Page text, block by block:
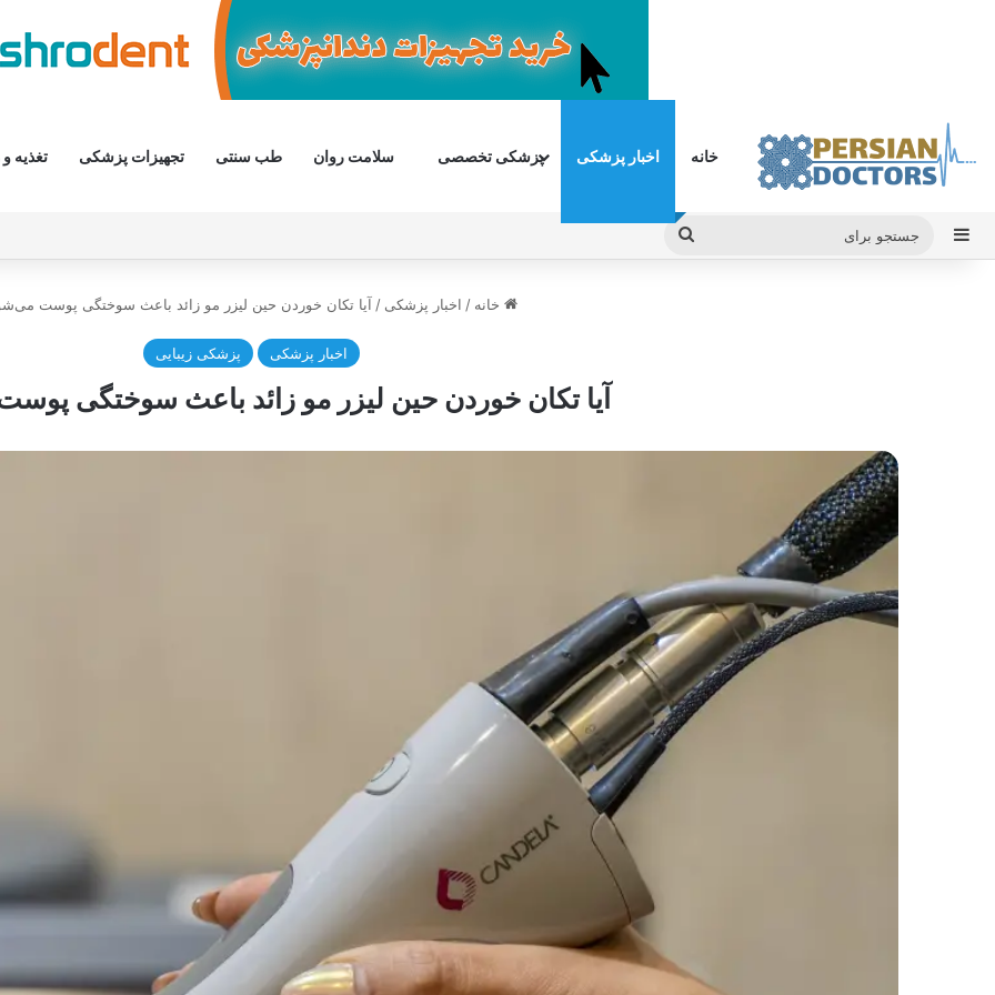
خانه اخبار پزشکی پزشکی تخصصی سلامت روان طب سنتی تجهیزات پزشکی تغذیه
سایدبار
جستجو
خانه / اخبار پزشکی / آیا تکان خوردن حین لیزر مو زائد باعث سوختگی پوست
اخبار پزشکی پزشکی زیبایی
آیا تکان خوردن حین لیزر مو زائد باعث سوختگی